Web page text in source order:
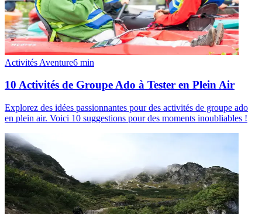
Activités Aventure6 min
10 Activités de Groupe Ado à Tester en Plein Air
Explorez des idées passionnantes pour des activités de groupe ado
en plein air. Voici 10 suggestions pour des moments inoubliables !